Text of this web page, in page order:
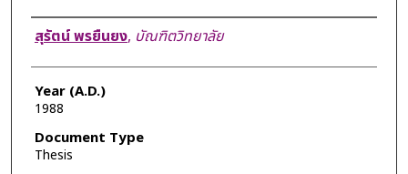
Author
สุรัตน์ พรยืนยง, บัณฑิตวิทยาลัย
Year (A.D.)
1988
Document Type
Thesis